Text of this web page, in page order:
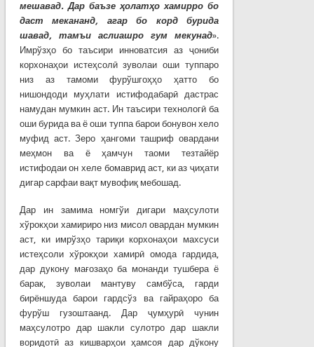
мешавад. Дар баъзе ҳолатҳо хамирро бо
даст мекананд, агар бо корд бурида
шавад, тамъи аслиашро гум мекунад».
Имрўзҳо бо таъсири инноватсия аз ҷониби
корхонаҳои истеҳсолӣ зуволаи оши туппаро
низ аз тамоми фурўшгоҳҳо ҳатто бо
нишондоди муҳлати истифодабарӣ дастрас
намудан мумкин аст. Ин таъсири технологӣ ба
оши бурида ва ё оши туппа барои бонувон хело
муфид аст. Зеро ҳангоми ташриф овардани
меҳмон ва ё ҳамчун таоми тезтайёр
истифодаи он хеле бомаврид аст, ки аз ҷиҳати
дигар сарфаи вақт мувофиқ мебошад.
Дар ин замима номгўи дигари маҳсулоти
хўрокҳои хамириро низ мисол овардан мумкин
аст, ки имрўзҳо тариқи корхонаҳои махсуси
истеҳсоли хўрокҳои хамирӣ омода гардида,
дар дукону мағозаҳо ба монанди тушбера ё
барак, зуволаи мантуву самбўса, гарди
бирёншуда барои гардсўз ва гайраҳоро ба
фурўш гузоштаанд. Дар ҷумҳурӣ чунин
маҳсулотро дар шакли сулотро дар шакли
воридотӣ аз кишварҳои ҳамсоя дар дўкону